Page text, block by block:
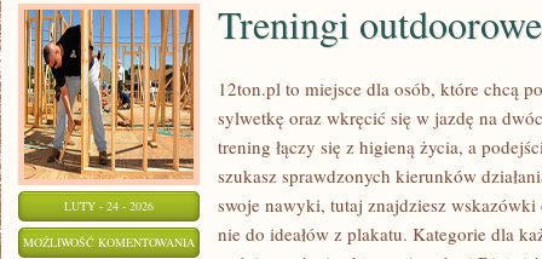
LUTY - 24 - 2026
MOŻLIWOŚĆ KOMENTOWANIA TRENINGI
Treningi outdoorowe
12ton.pl to miejsce dla osób, które chcą
sylwetkę oraz wkręcić się w jazdę na
trening łączy się z higieną życia, a
szukasz sprawdzonych kierunków
swoje nawyki, tutaj znajdziesz wskazówki
nie do ideałów z plakatu. Kategorie dla